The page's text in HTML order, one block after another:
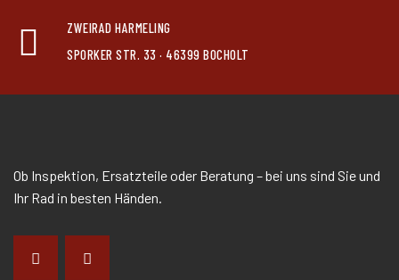
ZWEIRAD HARMELING
SPORKER STR. 33 · 46399 BOCHOLT
Ob Inspektion, Ersatzteile oder Beratung – bei uns sind Sie und
Ihr Rad in besten Händen.